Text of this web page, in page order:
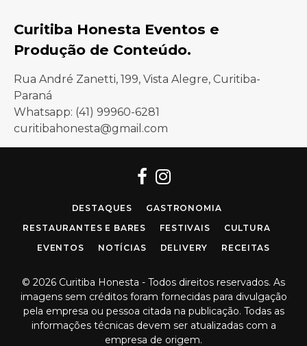
Curitiba Honesta Eventos e
Produção de Conteúdo.
Rua André Zanetti, 199, Vista Alegre, Curitiba-
Paraná
Whatsapp: (41) 99960-6281
curitibahonesta@gmail.com
Facebook
Instagram
DESTAQUES
GASTRONOMIA
RESTAURANTES E BARES
FESTIVAIS
CULTURA
EVENTOS
NOTÍCIAS DELIVERY RECEITAS
© 2026 Curitiba Honesta - Todos direitos reservados. As
imagens sem créditos foram fornecidas para divulgação
pela empresa ou pessoa citada na publicação. Todas as
informações técnicas devem ser atualizadas com a
empresa de origem.